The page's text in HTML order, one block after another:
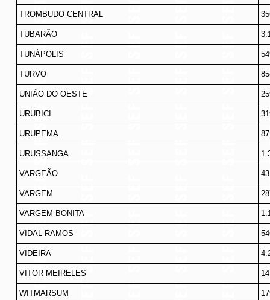
TROMBUDO CENTRAL
TUBARÃO
TUNÁPOLIS
TURVO
UNIÃO DO OESTE
URUBICI
URUPEMA
URUSSANGA
VARGEÃO
VARGEM
VARGEM BONITA
VIDAL RAMOS
VIDEIRA
VITOR MEIRELES
WITMARSUM